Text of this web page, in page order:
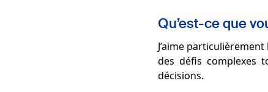
Qu’est-ce que
J’aime
des défis complexes
décisions.